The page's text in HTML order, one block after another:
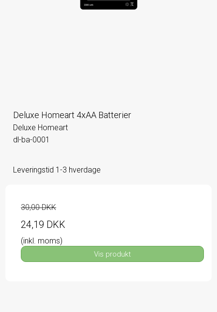
Deluxe Homeart 4xAA Batterier
Deluxe Homeart
dl-ba-0001
Leveringstid 1-3 hverdage
30,00 DKK
24,19 DKK
(inkl. moms)
Vis produkt